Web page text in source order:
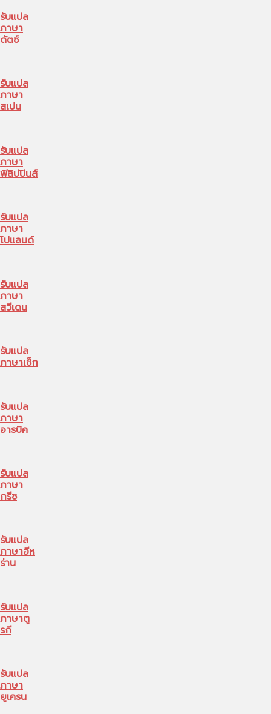
รับแปล
ภาษา
ดัตซ์
รับแปล
ภาษา
สเปน
รับแปล
ภาษา
ฟิลิปปินส์
รับแปล
ภาษา
โปแลนด์
รับแปล
ภาษา
สวีเดน
รับแปล
ภาษาเช็ก
รับแปล
ภาษา
อารบิค
รับแปล
ภาษา
กรีซ
รับแปล
ภาษาอีห
ร่าน
รับแปล
ภาษาตู
รกี
รับแปล
ภาษา
ยูเครน